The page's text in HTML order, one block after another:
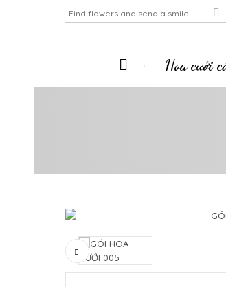
Hoa cưới